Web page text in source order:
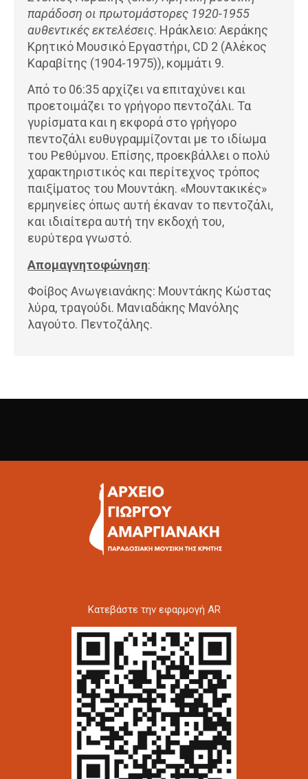
παράδοση οι πρωτομάστορες 1920-1955
αυθεντικές εκτελέσεις. Ηράκλειο: Αεράκης
Κρητικό Μουσικό Εργαστήρι, CD 2 (Αλέκος
Καραβίτης (1904-1975)), κομμάτι 9.
Από το 06:35 αρχίζει να επιταχύνει και
προετοιμάζει το γρήγορο πεντοζάλι. Τα
γυρίσματα και η εκφορά στο γρήγορο
πεντοζάλι ευθυγραμμίζονται με το ιδίωμα
του Ρεθύμνου. Επίσης, προεκβάλλει ο πολύ
χαρακτηριστικός και περίτεχνος τρόπος
παιξίματος του Μουντάκη. «Μουντακικές»
ερμηνείες όπως αυτή έκαναν το πεντοζάλι,
και ιδιαίτερα αυτή την εκδοχή του,
ευρύτερα γνωστό.
Απομαγνητοφώνηση:
Φοίβος Ανωγειανάκης: Μουντάκης Κώστας
λύρα, τραγούδι. Μανιαδάκης Μανόλης
λαγούτο. Πεντοζάλης.
Kατεβάστε την εφαρμογή AR